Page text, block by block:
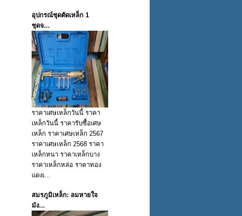
อุปกรณ์ชุดตัดเหล็ก 1
ชุดจ...
ราคาเศษเหล็กวันนี้ ราคา
เหล็กวันนี้ ราคารับซื้อเศษ
เหล็ก ราคาเศษเหล็ก 2567
ราคาเศษเหล็ก 2568 ราคา
เหล็กหนา ราคาเหล็กบาง
ราคาเหล็กหล่อ ราคาทอง
แดงเ...
สมรภูมิเหล็ก: ลมหายใจ
มัง...